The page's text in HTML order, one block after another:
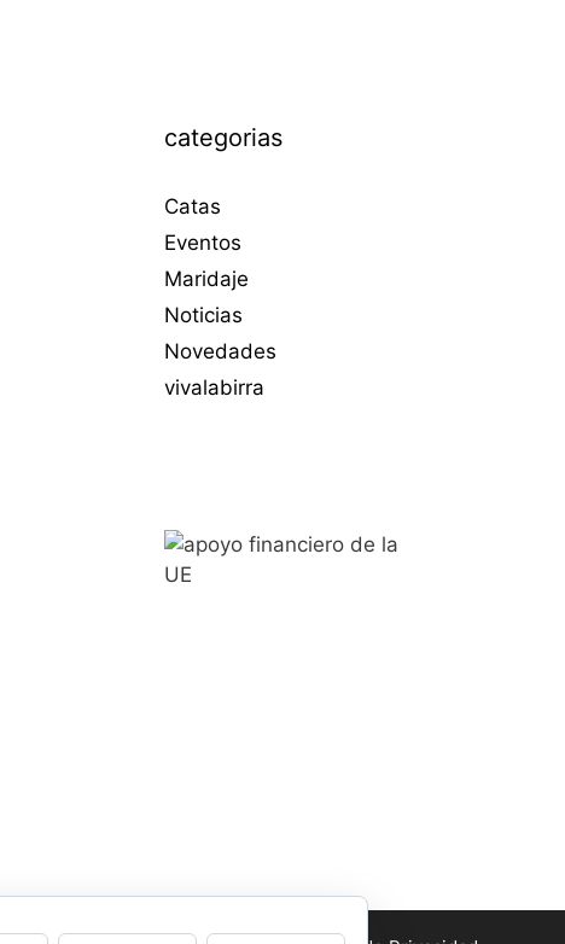
categorias
Catas
Eventos
Maridaje
Noticias
Novedades
vivalabirra